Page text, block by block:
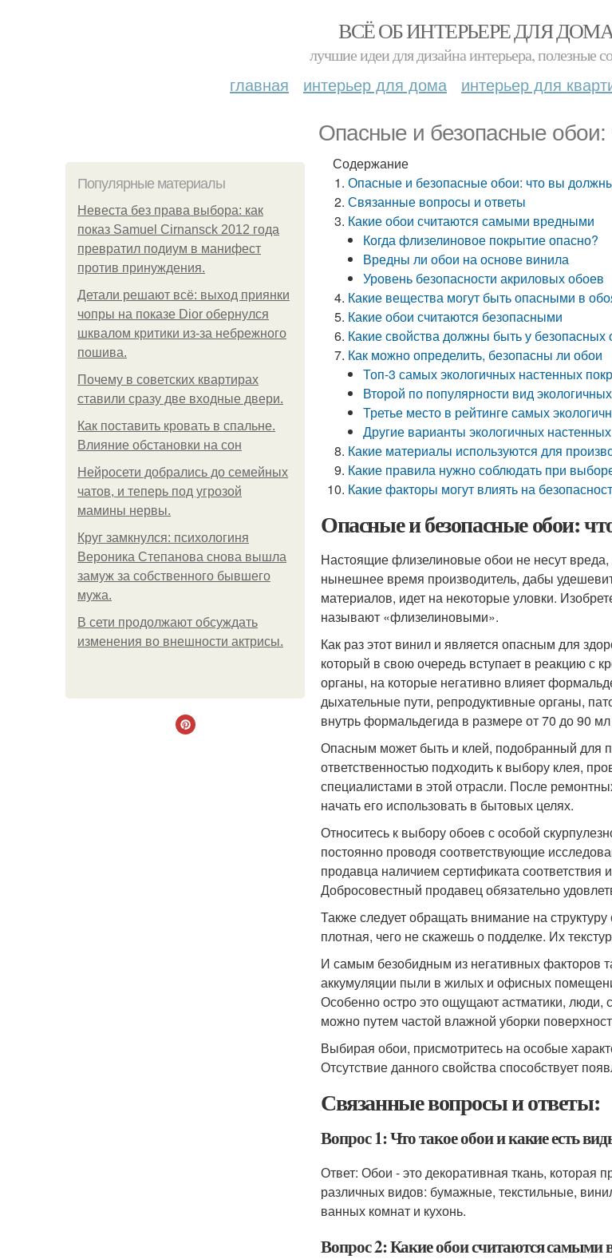
ВСЁ ОБ ИНТЕРЬЕРЕ ДЛЯ
лучшие идеи для дизайна интерьера, полезные
главная интерьер для дома интерьер для
Опасные и безопасные обои:
Популярные материалы
Невеста без права выбора: как
показ Samuel Cirnansck 2012 года
превратил подиум в манифест
против принуждения.
Детали решают всё: выход приянки
чопры на показе Dior обернулся
шквалом критики из-за небрежного
пошива.
Почему в советских квартирах
ставили сразу две входные двери.
Как поставить кровать в спальне.
Влияние обстановки на сон
Нейросети добрались до семейных
чатов, и теперь под угрозой
мамины нервы.
Круг замкнулся: психологиня
Вероника Степанова снова вышла
замуж за собственного бывшего
мужа.
В сети продолжают обсуждать
изменения во внешности актрисы.
Содержание
Опасные и безопасные обои: что вы
Связанные вопросы и ответы
Какие обои считаются самыми вредными
Когда флизелиновое покрытие опасно?
Вредны ли обои на основе винила
Уровень безопасности акриловых обоев
Какие вещества могут быть опасными в
Какие обои считаются безопасными
Какие свойства должны быть у безопасных
Как можно определить, безопасны ли обои
Топ-3 самых экологичных настенных
Второй по популярности вид
Третье место в рейтинге самых
Другие варианты экологичных
Какие материалы используются для
Какие правила нужно соблюдать при
Какие факторы могут влиять на
Опасные и безопасные обои:
Настоящие флизелиновые обои не несут
нынешнее время производитель, дабы
материалов, идет на некоторые уловки.
называют «флизелиновыми».
Как раз этот винил и является опасным для
который в свою очередь вступает в реакцию с
органы, на которые негативно влияет
дыхательные пути, репродуктивные органы,
внутрь формальдегида в размере от 70 до 90
Опасным может быть и клей, подобранный для
ответственностью подходить к выбору клея,
специалистами в этой отрасли. После
начать его использовать в бытовых целях.
Относитесь к выбору обоев с особой
постоянно проводя соответствующие
продавца наличием сертификата соответствия
Добросовестный продавец обязательно
Также следует обращать внимание на
плотная, чего не скажешь о подделке. Их
И самым безобидным из негативных факторов
аккумуляции пыли в жилых и офисных
Особенно остро это ощущают астматики, люди,
можно путем частой влажной уборки
Выбирая обои, присмотритесь на особые
Отсутствие данного свойства способствует
Связанные вопросы и ответы:
Вопрос 1: Что такое обои и какие есть
Ответ: Обои - это декоративная ткань,
различных видов: бумажные, текстильные,
ванных комнат и кухонь.
Вопрос 2: Какие обои считаются самыми